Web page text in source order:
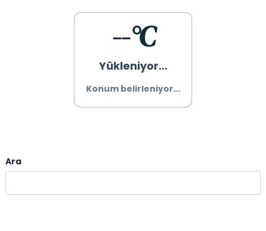
--°C
Yükleniyor...
Konum belirleniyor...
Ara